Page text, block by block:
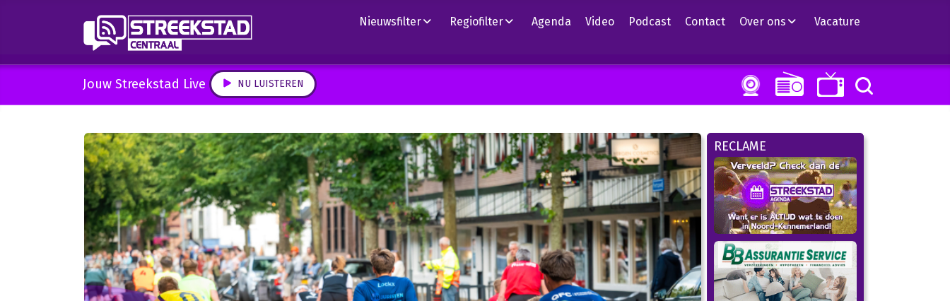
Nieuwsfilter Regiofilter Agenda Video Podcast Contact Over ons Vacature
Jouw Streekstad Live NU LUISTEREN
RECLAME